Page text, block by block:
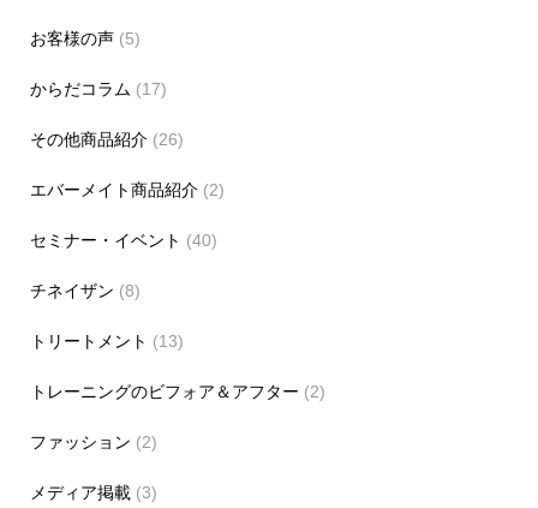
お客様の声(5)
からだコラム (17)
その他商品紹介(26)
エバーメイト商品紹介(2)
セミナー・イベント (40)
チネイザン (8)
トリートメント (13)
トレーニングのビフォア＆アフター (2)
ファッション (2)
メディア掲載(3)